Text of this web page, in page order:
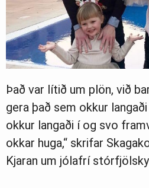
Það var lítið um plön, við
gera það sem okkur
okkur langaði í og svo
okkar huga,“ skrifar
Kjaran um jólafrí